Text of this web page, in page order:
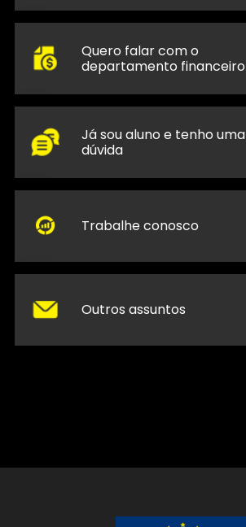
Quero falar com o
departamento financeiro
Já sou aluno e tenho uma
dúvida
Trabalhe conosco
Outros assuntos